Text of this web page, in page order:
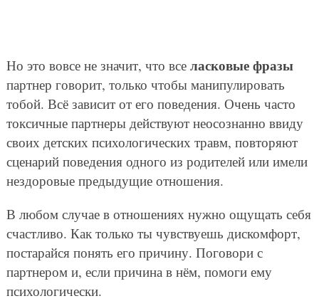
Но это вовсе не значит, что все ласковые фразы
партнер говорит, только чтобы манипулировать
тобой. Всё зависит от его поведения. Очень часто
токсичные партнеры действуют неосознанно ввиду
своих детских психологических травм, повторяют
сценарий поведения одного из родителей или имели
нездоровые предыдущие отношения.
В любом случае в отношениях нужно ощущать себя
счастливо. Как только ты чувствуешь дискомфорт,
постарайся понять его причину. Поговори с
партнером и, если причина в нём, помоги ему
психологически.